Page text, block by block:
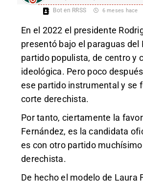
Bot en RRSS 6 meses hace
En el 2022 el presidente
presentó bajo el paraguas del
partido populista, de centro y
ideológica. Pero poco
ese partido instrumental y se
corte derechista.
Por tanto, ciertamente la
Fernández, es la candidata
es con otro partido
derechista.
De hecho el modelo de Laura